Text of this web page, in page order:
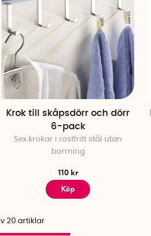
Krok till skåpsdörr och dörr
6-pack
Sex krokar i rostfritt stål utan
borrning
110 kr
Köp
20artiklar